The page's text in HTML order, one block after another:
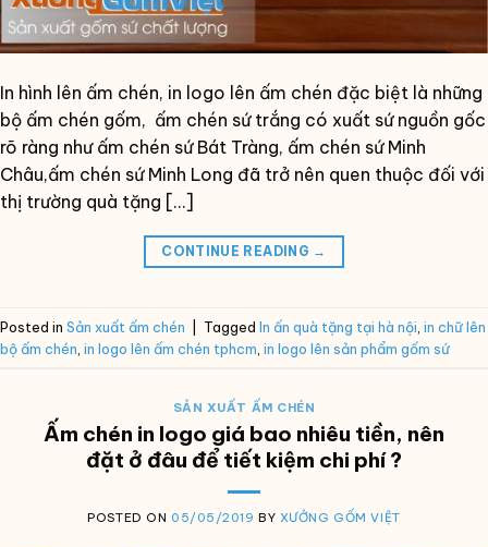
In hình lên ấm chén, in logo lên ấm chén đặc biệt là những
bộ ấm chén gốm, ấm chén sứ trắng có xuất sứ nguồn gốc
rõ ràng như ấm chén sứ Bát Tràng, ấm chén sứ Minh
Châu,ấm chén sứ Minh Long đã trở nên quen thuộc đối với
thị trường quà tặng […]
CONTINUE READING →
Posted in Sản xuất ấm chén Tagged In ấn quà tặng tại hà nội in chữ lên
bộ ấm chén in logo lên ấm chén tphcm in logo lên sản phẩm gốm sứ
SẢN XUẤT ẤM CHÉN
Ấm chén in logo giá bao nhiêu tiền, nên
đặt ở đâu để tiết kiệm chi phí ?
POSTED ON 05/05/2019 BY XƯỞNG GỐM VIỆT